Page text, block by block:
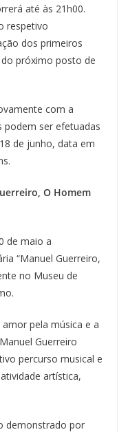
até às 21h00.
respetivo
dos primeiros
próximo posto de
com a
podem ser efetuadas
de junho, data em
O Homem
de maio a
“Manuel Guerreiro,
no Museu de
pela música e a
Guerreiro
percurso musical e
artística,
demonstrado por